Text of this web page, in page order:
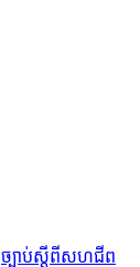
ច្បាប់ស្តីពីសហជីព